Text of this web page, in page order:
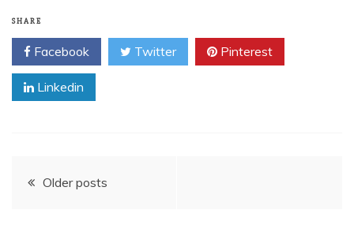
SHARE
Facebook Twitter Pinterest
Linkedin
Posts
Older posts